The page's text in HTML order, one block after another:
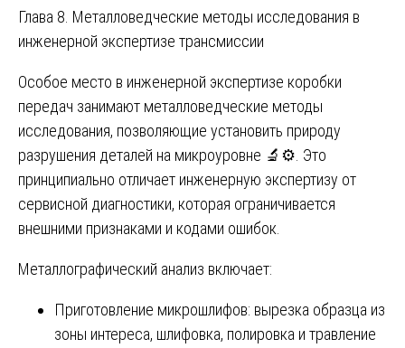
Глава 8. Металловедческие методы исследования в
инженерной экспертизе трансмиссии
Особое место в инженерной экспертизе коробки
передач занимают металловедческие методы
исследования, позволяющие установить природу
разрушения деталей на микроуровне 🔬⚙️. Это
принципиально отличает инженерную экспертизу от
сервисной диагностики, которая ограничивается
внешними признаками и кодами ошибок.
Металлографический анализ включает:
Приготовление микрошлифов: вырезка образца из
зоны интереса, шлифовка, полировка и травление